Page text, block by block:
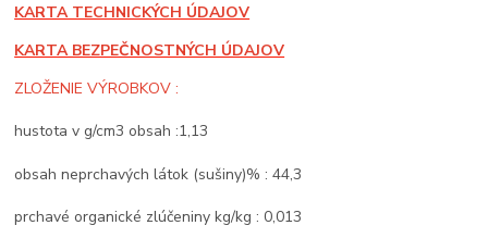
KARTA TECHNICKÝCH ÚDAJOV
KARTA BEZPEČNOSTNÝCH ÚDAJOV
ZLOŽENIE VÝROBKOV :
hustota v g/cm3 obsah :1,13
obsah neprchavých látok (sušiny)% : 44,3
prchavé organické zlúčeniny kg/kg : 0,013